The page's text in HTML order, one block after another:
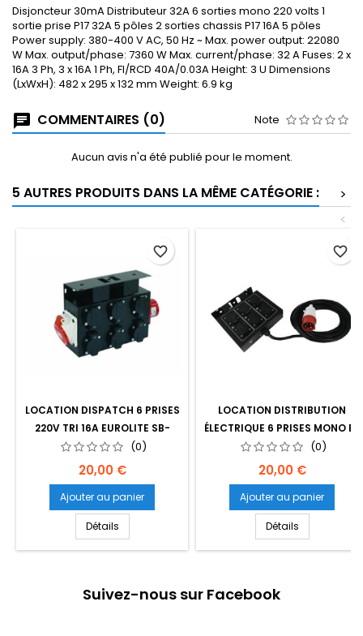
Disjoncteur 30mA Distributeur 32A 6 sorties mono 220 volts 1
sortie prise P17 32A 5 pôles 2 sorties chassis P17 16A 5 pôles
Power supply: 380-400 V AC, 50 Hz ~ Max. power output: 22080
W Max. output/phase: 7360 W Max. current/phase: 32 A Fuses: 2 x
16A 3 Ph, 3 x 16A 1 Ph, FI/RCD 40A/0.03A Height: 3 U Dimensions
(LxWxH): 482 x 295 x 132 mm Weight: 6.9 kg
COMMENTAIRES (0) Note
Aucun avis n'a été publié pour le moment.
5 AUTRES PRODUITS DANS LA MÊME CATÉGORIE :
>
<
LOCATION DISPATCH 6 PRISES
220V TRI 16A EUROLITE SB-
652X
(0)
Prix
20,00 €
Ajouter au panier
Détails
favorite_border
LOCATION DISTRIBUTION
ÉLECTRIQUE 6 PRISES MONO ET
PRISE TRI 16A SB-65
(0)
Prix
20,00 €
Ajouter au panier
Détails
favorite_border
Suivez-nous sur Facebook